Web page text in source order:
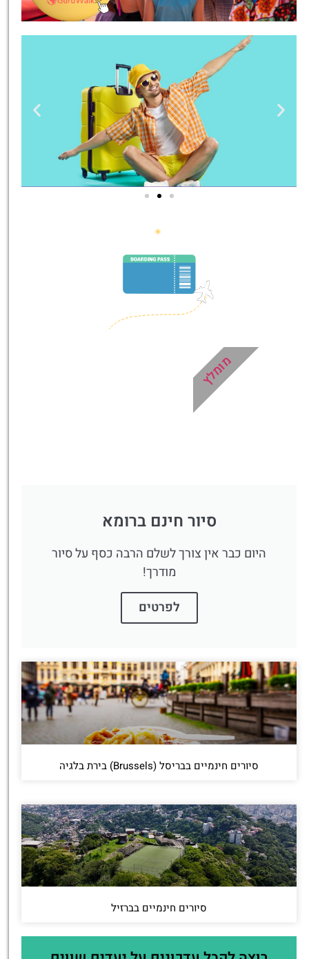
סיור חינם ברומא
היום כבר אין צורך לשלם הרבה כסף על סיור
מודרך!
לפרטים
מומלץ
סיורים חינמיים בבריסל (Brussels) בירת בלגיה
סיורים חינמיים בברזיל